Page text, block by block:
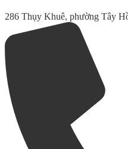
286 Thụy Khuê, phường Tây